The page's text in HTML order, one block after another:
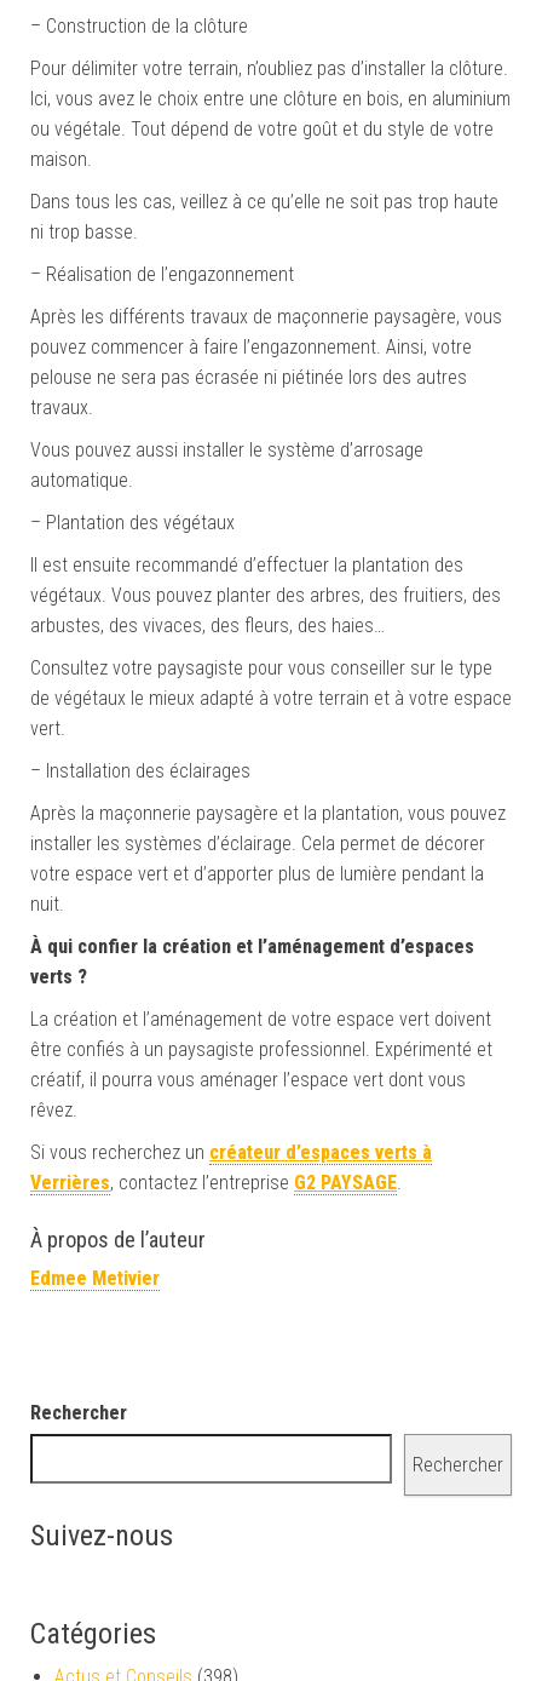
– Construction de la clôture
Pour délimiter votre terrain, n’oubliez pas d’installer la clôture.
Ici, vous avez le choix entre une clôture en bois, en aluminium
ou végétale. Tout dépend de votre goût et du style de votre
maison.
Dans tous les cas, veillez à ce qu’elle ne soit pas trop haute
ni trop basse.
– Réalisation de l’engazonnement
Après les différents travaux de maçonnerie paysagère, vous
pouvez commencer à faire l’engazonnement. Ainsi, votre
pelouse ne sera pas écrasée ni piétinée lors des autres
travaux.
Vous pouvez aussi installer le système d’arrosage
automatique.
– Plantation des végétaux
Il est ensuite recommandé d’effectuer la plantation des
végétaux. Vous pouvez planter des arbres, des fruitiers, des
arbustes, des vivaces, des fleurs, des haies…
Consultez votre paysagiste pour vous conseiller sur le type
de végétaux le mieux adapté à votre terrain et à votre espace
vert.
– Installation des éclairages
Après la maçonnerie paysagère et la plantation, vous pouvez
installer les systèmes d’éclairage. Cela permet de décorer
votre espace vert et d’apporter plus de lumière pendant la
nuit.
À qui confier la création et l’aménagement d’espaces
verts ?
La création et l’aménagement de votre espace vert doivent
être confiés à un paysagiste professionnel. Expérimenté et
créatif, il pourra vous aménager l’espace vert dont vous
rêvez.
Si vous recherchez un créateur d’espaces verts à
Verrières, contactez l’entreprise G2 PAYSAGE.
À propos de l’auteur
Edmee Metivier
Rechercher
Rechercher
Suivez-nous
Catégories